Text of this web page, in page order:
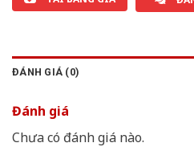
ĐÁNH GIÁ (0)
Đánh giá
Chưa có đánh giá nào.